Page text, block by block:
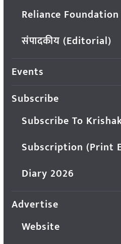
Reliance
संपादकीय (Editorial)
Events
Subscribe
Subscribe To
Subscription (Print
Diary 2026
Advertise
Website